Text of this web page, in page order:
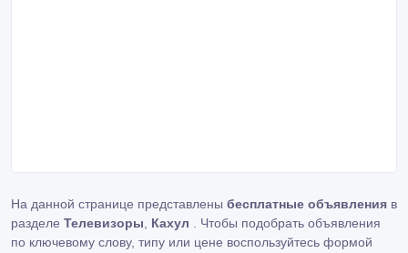
На данной странице представлены бесплатные объявления в
разделе Телевизоры Кахул . Чтобы подобрать объявления
по ключевому слову, типу или цене воспользуйтесь формой